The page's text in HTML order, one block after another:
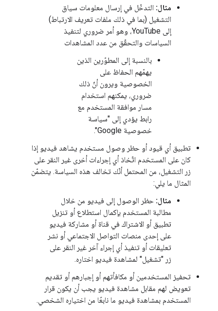
مثال: التدخّل في إرسال معلومات سياق
التشغيل (بما في ذلك ملفات تعريف الارتباط)
إلى YouTube، وهو أمر ضروري لتنفيذ
السياسات والتحقّق من عدد المشاهدات
بالنسبة إلى المطوّرين الذين
يهمّهم الحفاظ على
الخصوصية ويرون أنّ ذلك
ضروري، يمكنهم استخدام
مسار موافقة المستخدم مع
رابط يؤدي إلى "سياسة
خصوصية Google".
تطبيق أي قيود أو حظر وصول مستخدم يشاهد فيديو إذا
كان على المستخدم اتّخاذ أي إجراءات أخرى غير النقر على
زر التشغيل، من المحتمل أنّك تخالف هذه السياسة. يتضمّن
المثال ما يلي:
مثال: حظر الوصول إلى فيديو من خلال
مطالبة المستخدم بإكمال استطلاع أو تنزيل
تطبيق أو الاشتراك في قناة أو مشاركة فيديو
على إحدى منصات التواصل الاجتماعي أو نشر
تعليقات أو تنفيذ أي إجراء آخر غير النقر على
زر "تشغيل" لمشاهدة فيديو اختاره.
تحفيز المستخدمين أو مكافأتهم أو إجبارهم أو تقديم
تعويض لهم مقابل مشاهدة فيديو يجب أن يكون قرار
المستخدم بمشاهدة فيديو ما نابعًا من اختياره الشخصي.